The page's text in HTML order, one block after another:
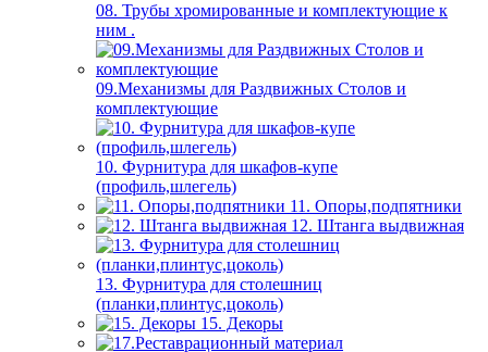
08. Трубы хромированные и комплектующие к
ним .
09.Механизмы для Раздвижных Столов и
комплектующие
10. Фурнитура для шкафов-купе
(профиль,шлегель)
11. Опоры,подпятники
12. Штанга выдвижная
13. Фурнитура для столешниц
(планки,плинтус,цоколь)
15. Декоры